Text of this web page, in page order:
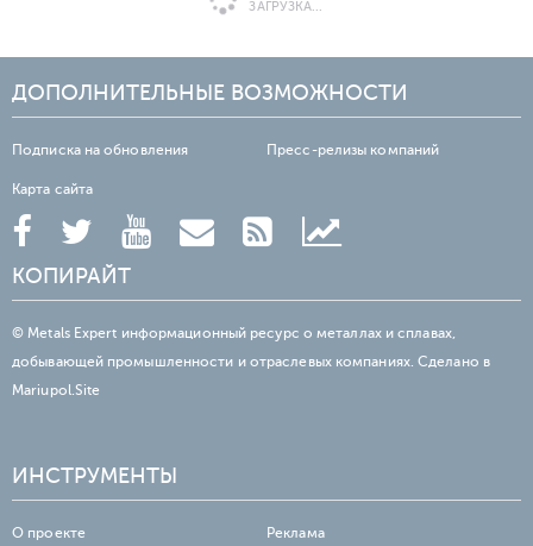
ЗАГРУЗКА...
ДОПОЛНИТЕЛЬНЫЕ ВОЗМОЖНОСТИ
Подписка на обновления Пресс-релизы компаний
Карта сайта
КОПИРАЙТ
© Metals Expert информационный ресурс о металлах и сплавах,
добывающей промышленности и отраслевых компаниях. Сделано в
Mariupol.Site
ИНСТРУМЕНТЫ
О проекте Реклама